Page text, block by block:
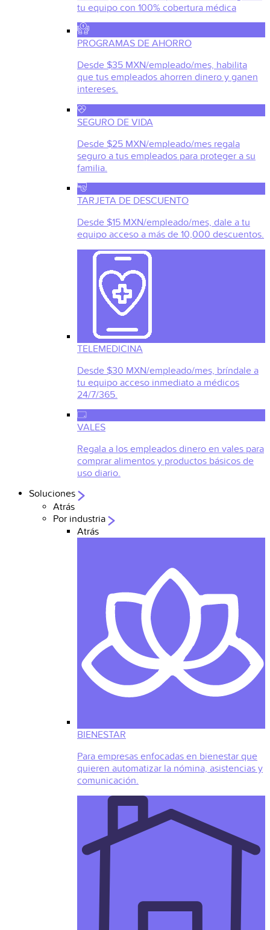
tu equipo con 100% cobertura médica
PROGRAMAS DE AHORRO
Desde $35 MXN/empleado/mes, habilita
que tus empleados ahorren dinero y ganen
intereses.
SEGURO DE VIDA
Desde $25 MXN/empleado/mes regala
seguro a tus empleados para proteger a su
familia.
TARJETA DE DESCUENTO
Desde $15 MXN/empleado/mes, dale a tu
equipo acceso a más de 10,000 descuentos.
TELEMEDICINA
Desde $30 MXN/empleado/mes, bríndale a
tu equipo acceso inmediato a médicos
24/7/365.
VALES
Regala a los empleados dinero en vales para
comprar alimentos y productos básicos de
uso diario.
Soluciones
Atrás
Por industria
Atrás
BIENESTAR
Para empresas enfocadas en bienestar que
quieren automatizar la nómina, asistencias y
comunicación.